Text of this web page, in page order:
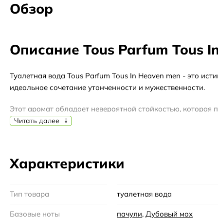
Обзор
Описание Tous Parfum Tous
Туалетная вода Tous Parfum Tous In Heaven men - это
идеальное сочетание утонченности и мужественности.
Этот аромат обладает невероятной стойкостью,
на протяжении всего дня, подчеркивая вашу
индивидуальность.
Читать далее
Характеристики
Тип товара туалетная вода
Базовые ноты пачули, Дубовый мох